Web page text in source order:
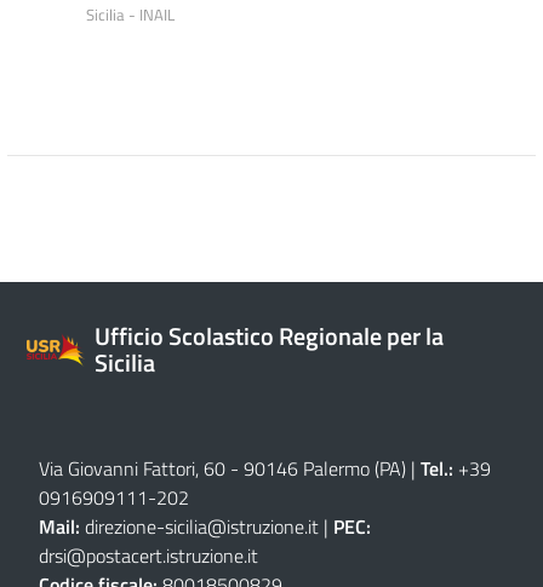
Sicilia - INAIL
Ufficio Scolastico Regionale per la
Sicilia
Via Giovanni Fattori, 60 - 90146 Palermo (PA) | Tel.: +39
0916909111-202
Mail: direzione-sicilia@istruzione.it | PEC:
drsi@postacert.istruzione.it